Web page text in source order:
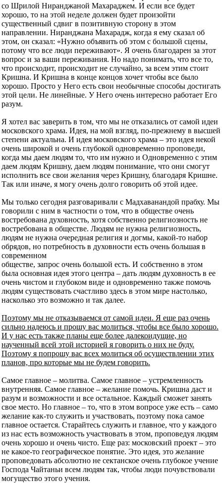
со Шрилой Ниранджаной Махараджем. И если все будет
хорошо, то на этой неделе должен будет произойти
существенный сдвиг в позитивную сторону в этом
направлении. Ниранджана Махарадж, когда я ему сказал об
этом, он сказал: «Нужно объявить об этом с большой сцены,
потому что все люди переживают». Я очень благодарен за этот
вопрос и за ваши переживания. Но надо понимать, что все то,
что происходит, происходит не случайно, за всем этим стоит
Кришна. И Кришна в конце концов хочет чтобы все было
хорошо. Просто у Него есть свои необычные способы достигать
этой цели. Не линейные. У Него очень интересно работает Его
разум.
Я хотел вас заверить в том, что мы не отказались от самой идеи
московского храма. Идея, на мой взгляд, по-прежнему в высшей
степени актуальна. И идея московского храма – это идея некой
очень широкой и очень глубокой одновременно проповеди,
когда мы даем людям то, что им нужно и Одновременно с этим
даем людям Кришну, даем людям понимание, что они смогут
исполнить все свои желания через Кришну, благодаря Кришне.
Так или иначе, я могу очень долго говорить об этой идее.
Мы только сегодня разговаривали с Мадхаванандой прабху. Мы
говорили с ним в частности о том, что в обществе очень
востребована духовность, хотя собственно религиозность не
востребована в обществе. Людям не нужна религиозность,
людям не нужна очередная религия и догмы, какой-то набор
обрядов, но потребность в духовности есть очень большая в
современном
обществе, запрос очень большой есть. И собственно в этом
была основная идея этого центра – дать людям духовность в ее
очень чистом и глубоком виде и одновременно также помочь
людям существовать счастливо здесь в этом мире настолько,
насколько это возможно и так далее.
Поэтому мы не отказываемся от самой идеи. Я еще раз очень
сильно надеюсь и прошу вас молиться, чтобы все было хорошо.
И у нас есть также планы еще более далекоидущие, но
наученный всей этой историей я говорить о них не буду.
Поэтому я попрошу вас всех молиться об осуществлении этих
планов, про которые мы не будем говорить.
Самое главное – молитва. Самое главное – устремленность
внутренняя. Самое главное – желание помочь. Кришна даст и
разум и возможности и все остальное. Каждый сможет занять
свое место. Но главное – то, что в этом вопросе уже есть – само
желание как-то служить и участвовать, поэтому пока самое
главное остается. Старайтесь служить и главное, что у каждого
из нас есть возможность участвовать в этом, проповедуя людям
очень хорошо и очень чисто. Еще раз: московский проект – это
не какое-то географическое понятие. Это идея, это желание
проповедовать абсолютно не сектанское очень глубокое учение
Господа Чайтаньи всем людям так, чтобы люди почувствовали
могущество этого учения.